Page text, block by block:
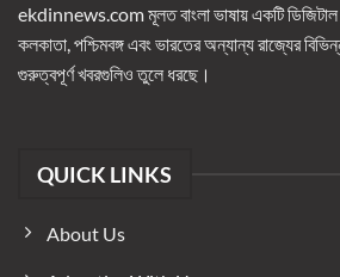
ekdinnews.com মূলত বাংলা ভাষায় একটি ডিজিটাল
কলকাতা, পশ্চিমবঙ্গ এবং ভারতের অন্যান্য রাজ্যের
গুরুত্বপূর্ণ খবরগুলিও তুলে ধরছে।
QUICK LINKS
About Us